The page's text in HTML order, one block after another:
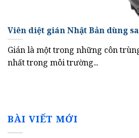
Viên diệt gián Nhật Bản dùng
Gián là một trong những côn
nhất trong môi trường...
BÀI VIẾT MỚI